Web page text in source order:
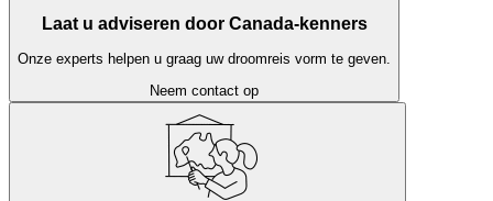
Laat u adviseren door Canada-kenners
Onze experts helpen u graag uw droomreis vorm te geven.
Neem contact op